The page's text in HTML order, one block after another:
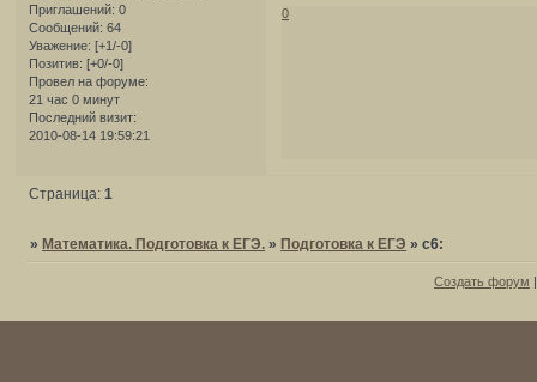
Приглашений: 0
Сообщений: 64
Уважение: [+1/-0]
Позитив: [+0/-0]
Провел на форуме:
21 час 0 минут
Последний визит:
2010-08-14 19:59:21
0
Страница: 1
»Математика. Подготовка к ЕГЭ. »Подготовка к ЕГЭ »с6:
Создать форум